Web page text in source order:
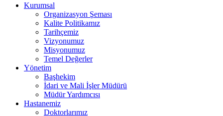
Kurumsal
Organizasyon Şeması
Kalite Politikamız
Tarihçemiz
Vizyonumuz
Misyonumuz
Temel Değerler
Yönetim
Başhekim
İdari ve Mali İşler Müdürü
Müdür Yardımcısı
Hastanemiz
Doktorlarımız